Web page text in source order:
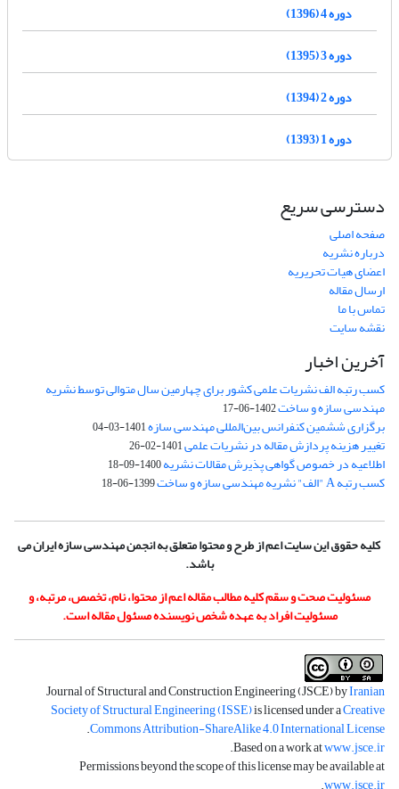
دوره 4 (1396)
دوره 3 (1395)
دوره 2 (1394)
دوره 1 (1393)
دسترسی سریع
صفحه اصلی
درباره نشریه
اعضای هیات تحریریه
ارسال مقاله
تماس با ما
نقشه سایت
آخرین اخبار
کسب رتبه الف نشریات علمی کشور برای چهارمین سال متوالی توسط نشریه
مهندسی سازه و ساخت1402-06-17
برگزاری ششمین کنفرانس بین‌المللی مهندسی سازه1401-03-04
تغییر هزینه پردازش مقاله در نشریات علمی1401-02-26
اطلاعیه در خصوص گواهی پذیرش مقالات نشریه1400-09-18
کسب رتبه A "الف" نشریه مهندسی سازه و ساخت 1399-06-18
کلیه حقوق این سایت اعم از طرح و محتوا متعلق به انجمن مهندسی سازه ایران می
باشد.
مسئولیت صحت و سقم کلیه مطالب مقاله اعم از محتوا، نام، تخصص، مرتبه، و
مسئولیت افراد به عهده شخص نویسنده مسئول مقاله است.
Journal of Structural and Construction Engineering (JSCE) byIranian
Society of Structural Engineering (ISSE)is licensed under aCreative
Commons Attribution-ShareAlike 4.0 International License
.
Based on a work atwww.jsce.ir
.
Permissions beyond the scope of this license may be available at